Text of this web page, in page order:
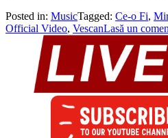
Posted in: MusicTagged: Ce-o Fi,
Official Video, VescanLasă un